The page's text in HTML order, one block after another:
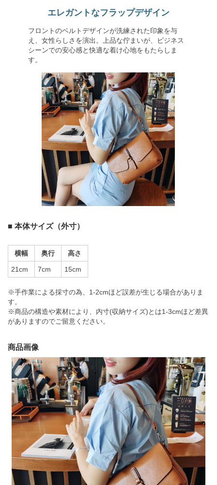
エレガントなフラップデザイン
フロントのベルトデザインが洗練された印象を与
え、女性らしさを演出。上品な佇まいが、ビジネス
シーンでの安心感と快適な着け心地をもたらしま
す。
■ 本体サイズ（外寸）
横幅 奥行 高さ
21cm 7cm 15cm
※手作業による採寸の為、1-2cmほど誤差が生じる場合がありま
す。
※商品の構造や素材により、内寸(収納サイズ)とは1-3cmほど差異
がありますのでご留意ください。
商品画像